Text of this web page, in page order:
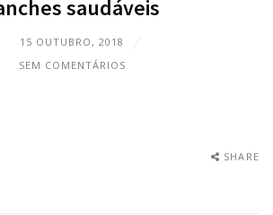
saudáveis
15 OUTUBRO, 2018
SEM COMENTÁRIOS
SHARE